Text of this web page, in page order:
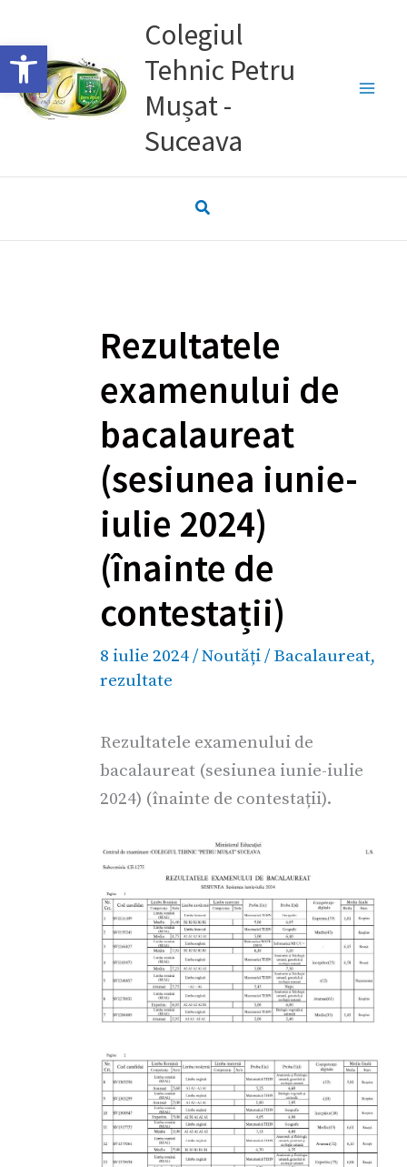
Deschide bara de unelte
to
content
Colegiul
Tehnic Petru
Mușat -
Suceava
Rezultatele
examenului de
bacalaureat
(sesiunea iunie-
iulie 2024)
(înainte de
contestații)
8 iulie 2024/Noutăți/Bacalaureat,
rezultate
Rezultatele examenului de
bacalaureat (sesiunea iunie-iulie
2024) (înainte de contestații).